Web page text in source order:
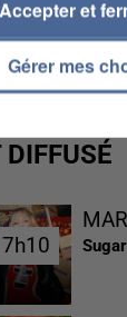
EN
7h10
7h10 Sugar
Gérer mes
Accepter et